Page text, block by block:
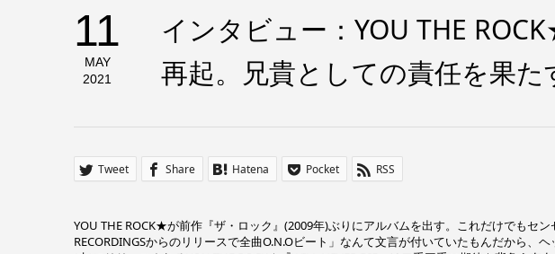
11
MAY
2021
インタビュー：YOU THE
再起。兄貴としての責任を果た
Tweet Share Hatena Pocket RSS
YOU THE ROCK★が前作『ザ・ロック』(2009年)ぶりにアルバムを出す。これだけでもセ
RECORDINGSからのリリースで全曲O.N.Oビート」なんて文言が付いていたもんだから、